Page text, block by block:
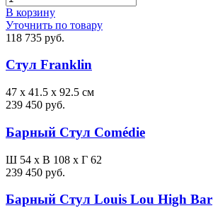
В корзину
Уточнить по товару
118 735 руб.
Стул Franklin
47 x 41.5 x 92.5 см
239 450 руб.
Барный Стул Comédie
Ш 54 x В 108 x Г 62
239 450 руб.
Барный Стул Louis Lou High Bar